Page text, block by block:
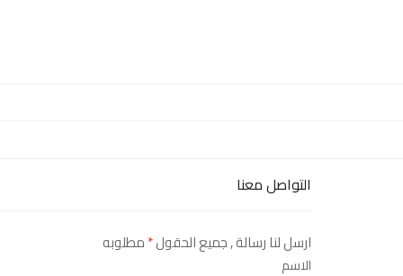
التواصل معنا
ارسل لنا رسالة , جميع الحقول*مطلوبه
الاسم